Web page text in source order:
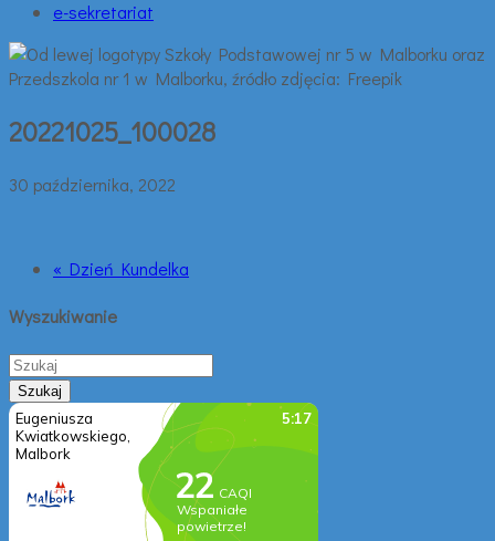
e-sekretariat
20221025_100028
30 października, 2022
« Dzień Kundelka
Wyszukiwanie